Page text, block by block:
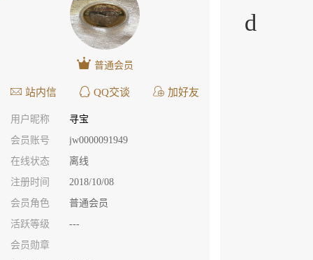
普通会员
站内信 QQ交谈 加好友
用户昵称
寻宝
会员账号
jw0000091949
在线状态
离线
注册时间
2018/10/08
会员角色
普通会员
活跃等级
---
会员勋章
d